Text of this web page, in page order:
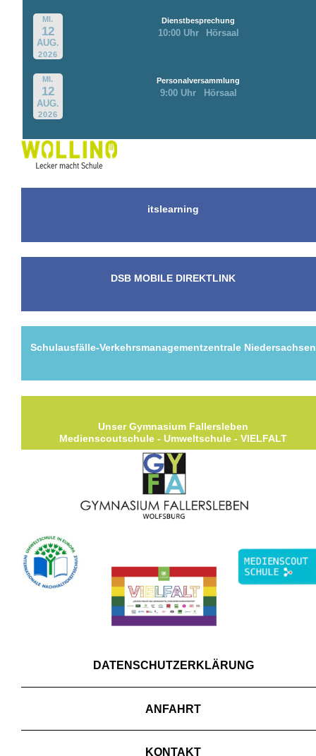
MI.
12
AUG.
2026
Dienstbesprechung
10:00 Uhr Hörsaal
MI.
12
AUG.
2026
Personalversammlung
9:00 Uhr Hörsaal
itslearning
DSB MOBILE DIREKTLINK
Schulausfälle-Verkehrsmanagementzentrale Niedersachsen
Unser Gymnasium Fallersleben
Medienscoutschule - Umweltschule - VIELFALT
DATENSCHUTZERKLÄRUNG
ANFAHRT
KONTAKT